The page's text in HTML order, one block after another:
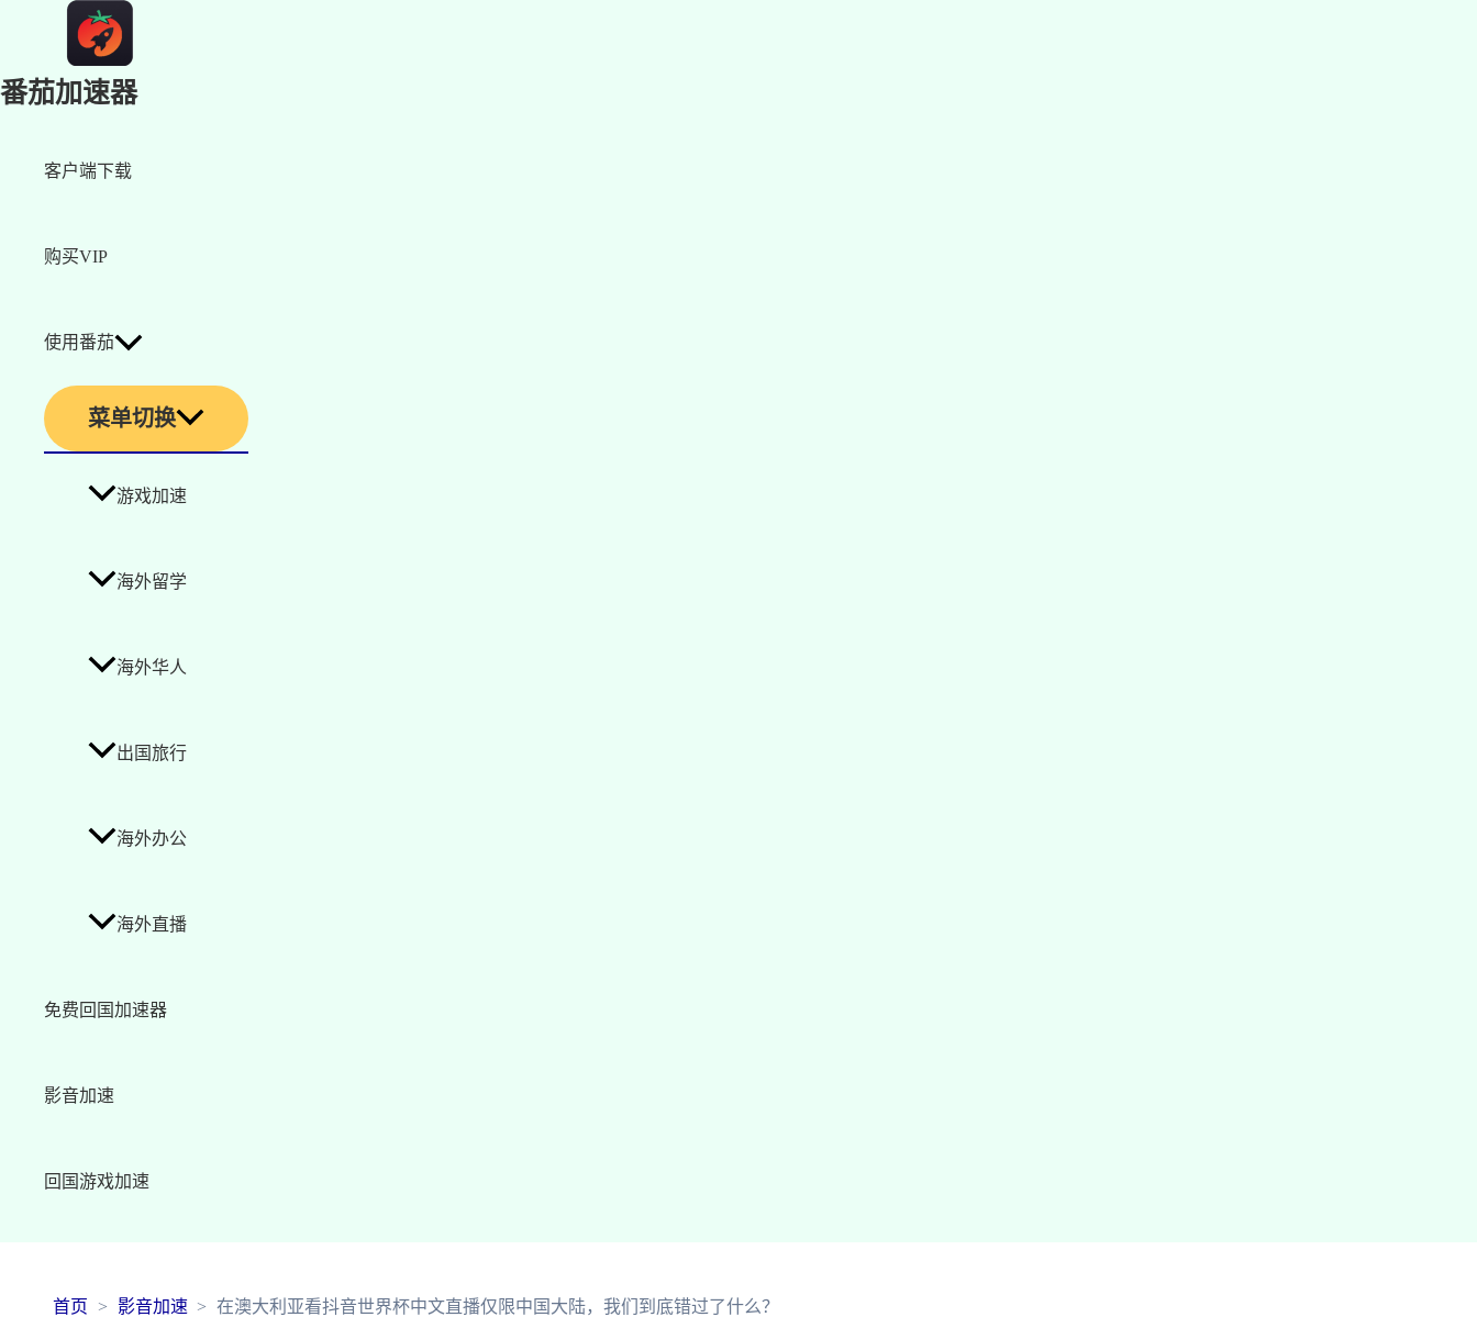
番茄加速器
客户端下载
购买VIP
使用番茄
菜单切换
游戏加速
海外留学
海外华人
出国旅行
海外办公
海外直播
免费回国加速器
影音加速
回国游戏加速
首页 影音加速 在澳大利亚看抖音世界杯中文直播仅限中国大陆，我们到底错过了什么？